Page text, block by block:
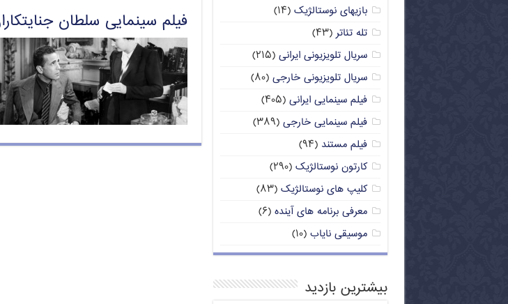
فیلم سینمایی سلطان بازیهای نوستالژیک (۱۴)
تله تئاتر(۴۳)
سریال تلویزیونی ایرانی (۲۱۵)
سریال تلویزیونی خارجی (۸۰)
فیلم سینمایی ایرانی (۴۰۵)
فیلم سینمایی خارجی (۳۸۹)
فیلم مستند (۹۴)
کارتون نوستالژیک (۲۹۰)
کلیپ های نوستالژیک (۸۳)
معرفی برنامه های آینده (۶)
موسیقی نایاب (۱۰)
بیشترین بازدید